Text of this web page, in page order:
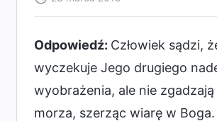
Odpowiedź: Człowiek sądzi,
wyczekuje Jego drugiego
wyobrażenia, ale nie
morza, szerząc wiarę w